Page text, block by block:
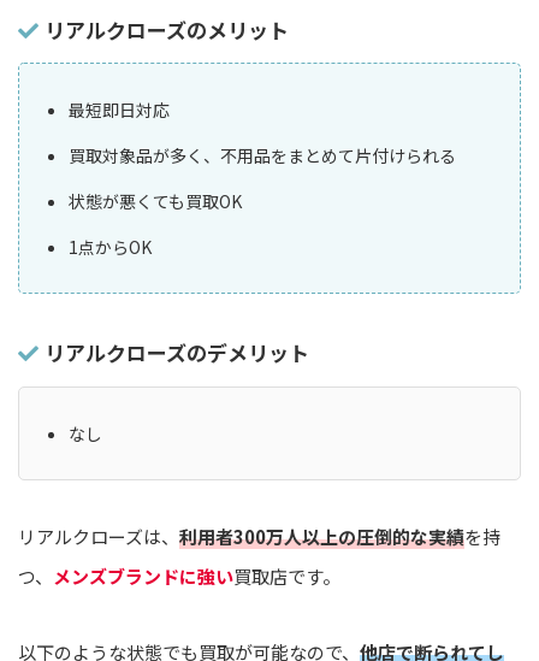
リアルクローズのメリット
最短即日対応
買取対象品が多く、不用品をまとめて片付けられる
状態が悪くても買取OK
1点からOK
リアルクローズのデメリット
なし
リアルクローズは、 利用者300万人以上の圧倒的な実績を持
つ、 メンズブランドに強い買取店です。
以下のような状態でも買取が可能なので、 他店で断られてし